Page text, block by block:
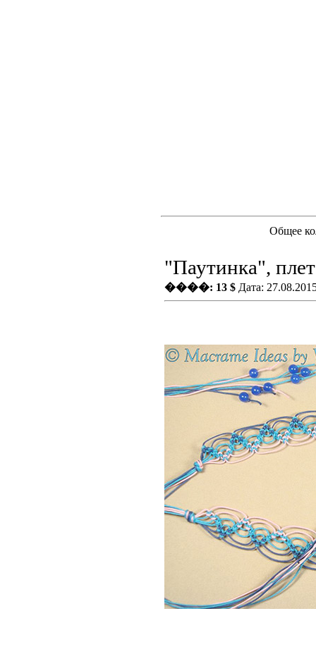
Общее
"Паутинка",
����: 13 $ Дата: